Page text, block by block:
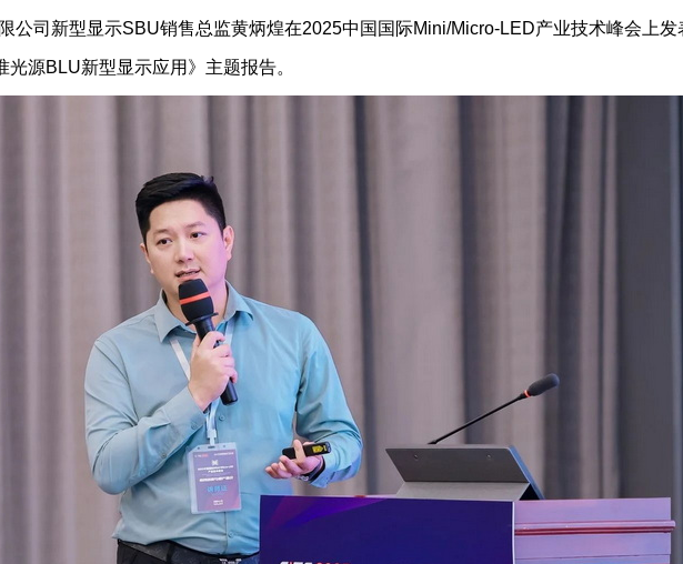
公司新型显示SBU销售总监黄炳煌在2025中国国际Mini/Micro-LED产业技术峰会上发
光源BLU新型显示应用》主题报告。